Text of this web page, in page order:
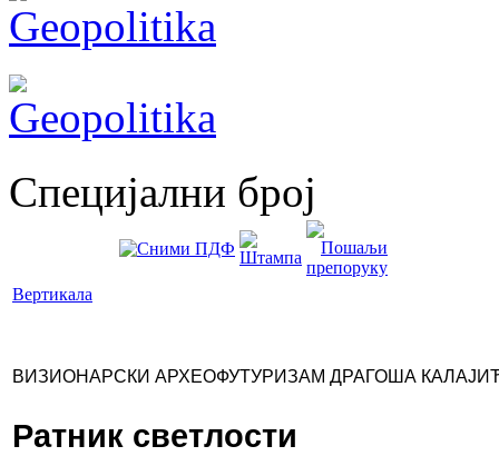
Специјални број
Вертикала
ВИЗИОНАРСКИ АРХЕОФУТУРИЗАМ ДРАГОША
Ратник светлости